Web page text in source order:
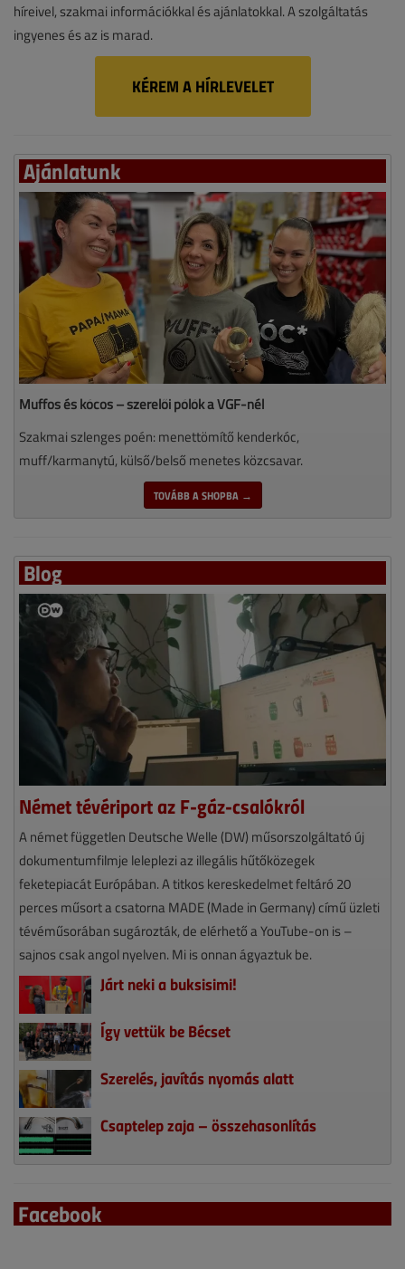
híreivel, szakmai információkkal és ajánlatokkal. A szolgáltatás
ingyenes és az is marad.
KÉREM A HÍRLEVELET
Ajánlatunk
Muffos és kócos – szerelői pólók a VGF-nél
Szakmai szlenges poén: menettömítő kenderkóc,
muff/karmanytú, külső/belső menetes közcsavar.
TOVÁBB A SHOPBA →
Blog
Német tévériport az F-gáz-csalókról
A német független Deutsche Welle (DW) műsorszolgáltató új
dokumentumfilmje leleplezi az illegális hűtőközegek
feketepiacát Európában. A titkos kereskedelmet feltáró 20
perces műsort a csatorna MADE (Made in Germany) című üzleti
tévéműsorában sugározták, de elérhető a YouTube-on is –
sajnos csak angol nyelven. Mi is onnan ágyaztuk be.
Járt neki a buksisimi!
Így vettük be Bécset
Szerelés, javítás nyomás alatt
Csaptelep zaja – összehasonlítás
Facebook